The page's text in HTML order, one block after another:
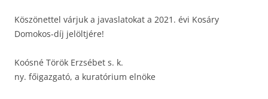
Köszönettel várjuk a javaslatokat a 2021. évi Kosáry
Domokos-díj jelöltjére!
Koósné Török Erzsébet s. k.
ny. főigazgató, a kuratórium elnöke